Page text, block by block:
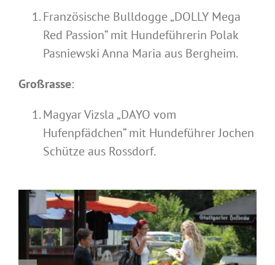
Französische Bulldogge „DOLLY Mega
Red Passion“ mit Hundeführerin Polak
Pasniewski Anna Maria aus Bergheim.
Großrasse:
Magyar Vizsla „DAYO vom
Hufenpfädchen“ mit Hundeführer Jochen
Schütze aus Rossdorf.